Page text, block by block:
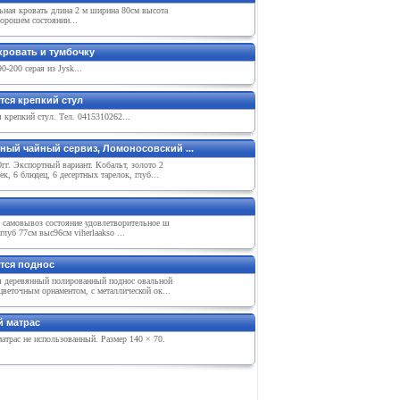
кровать длина 2 м ширина 80см высота
состоянии...
и тумбочку
200 серая из Jysk...
крепкий стул
крепкий стул. Тел. 0415310262...
чайный сервиз, Ломоносовский ...
Экспортный вариант. Кобальт, золото 2
6 блюдец, 6 десертных тарелок, глуб...
самовывоз состояние удовлетворительное ш
77см выс96см viherlaakso ...
поднос
деревянный полированный поднос овальной
орнаментом, с металлической ок...
матрас
не использованный. Размер 140 × 70.